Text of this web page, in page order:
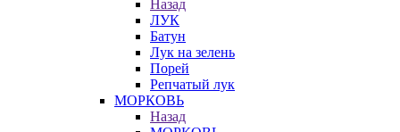
Назад
ЛУК
Батун
Лук на зелень
Порей
Репчатый лук
МОРКОВЬ
Назад